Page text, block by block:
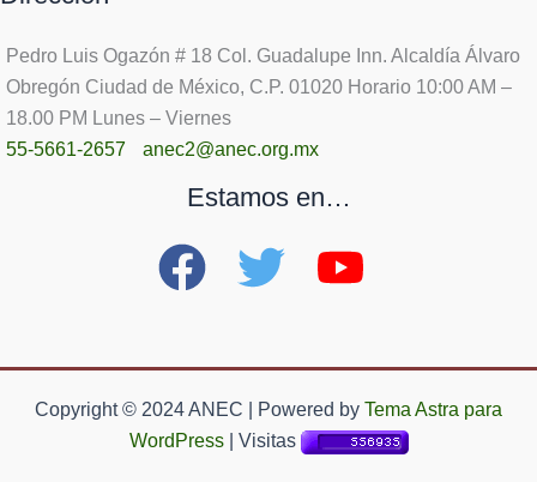
Pedro Luis Ogazón # 18 Col. Guadalupe Inn. Alcaldía Álvaro
Obregón Ciudad de México, C.P. 01020 Horario 10:00 AM –
18.00 PM Lunes – Viernes
55-5661-2657
anec2@anec.org.mx
Estamos en…
Copyright © 2024 ANEC | Powered by Tema Astra para
WordPress| Visitas